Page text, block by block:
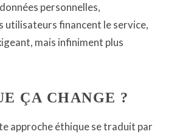
personnelles,
utilisateurs financent le service,
mais infiniment plus
ÇA CHANGE ?
approche éthique se traduit par